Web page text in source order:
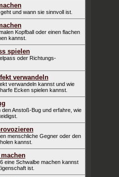
und wann sie sinnvoll ist.
Kopfball oder einen flachen
kannst.
spielen
oder Richtungs-
verwandeln
verwandeln kannst und wie
Ecken spielen kannst.
Anstoß-Bug und erfahre, wie
menschliche Gegner oder den
kannst.
eine Schwalbe machen kannst
ist.